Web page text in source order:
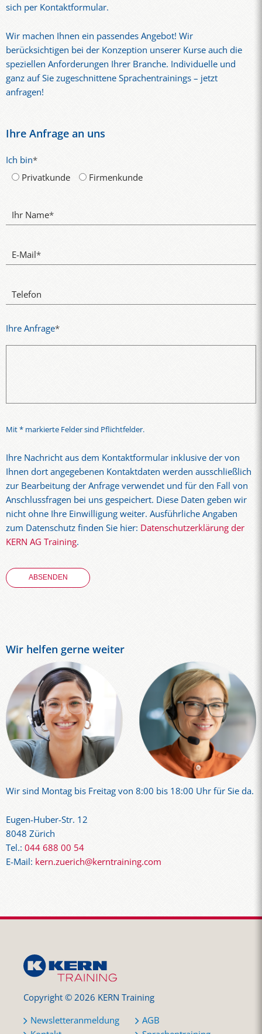
sich per Kontaktformular.
Wir machen Ihnen ein passendes Angebot! Wir
berücksichtigen bei der Konzeption unserer Kurse auch die
speziellen Anforderungen Ihrer Branche. Individuelle und
ganz auf Sie zugeschnittene Sprachentrainings – jetzt
anfragen!
Ihre Anfrage an uns
Ich bin*
Privatkunde
Firmenkunde
Ihr Name*
E-Mail*
Telefon
Ihre Anfrage*
Mit * markierte Felder sind Pflichtfelder.
Ihre Nachricht aus dem Kontaktformular inklusive der von
Ihnen dort angegebenen Kontaktdaten werden ausschließlich
zur Bearbeitung der Anfrage verwendet und für den Fall von
Anschlussfragen bei uns gespeichert. Diese Daten geben wir
nicht ohne Ihre Einwilligung weiter. Ausführliche Angaben
zum Datenschutz finden Sie hier: Datenschutzerklärung der
KERN AG Training.
Wir helfen gerne weiter
Wir sind Montag bis Freitag von 8:00 bis 18:00 Uhr für Sie da.
Eugen-Huber-Str. 12
8048 Zürich
Tel.: 044 688 00 54
E-Mail: kern.zuerich@kerntraining.com
Copyright © 2026 KERN Training
Newsletteranmeldung
AGB